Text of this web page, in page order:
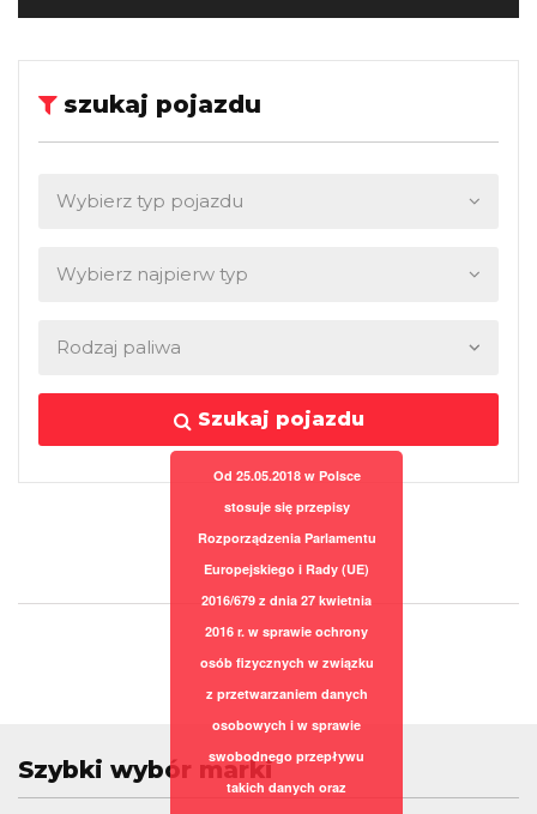
szukaj pojazdu
Szukaj pojazdu
Szybki wybór marki
Od 25.05.2018 w Polsce
stosuje się przepisy
Rozporządzenia Parlamentu
Europejskiego i Rady (UE)
2016/679 z dnia 27 kwietnia
2016 r. w sprawie ochrony
osób fizycznych w związku
z przetwarzaniem danych
osobowych i w sprawie
swobodnego przepływu
takich danych oraz